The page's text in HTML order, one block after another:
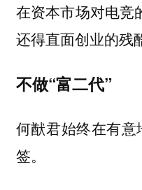
在资本市场对电竞
还得直面创业的残
不做“富二代”
何猷君始终在有意
签。